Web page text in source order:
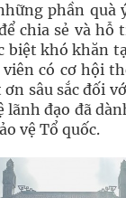
phần quà
chia sẻ và hỗ
biệt khó khăn
viên có cơ hội
sâu sắc đối
đạo đã
vệ Tổ quốc.